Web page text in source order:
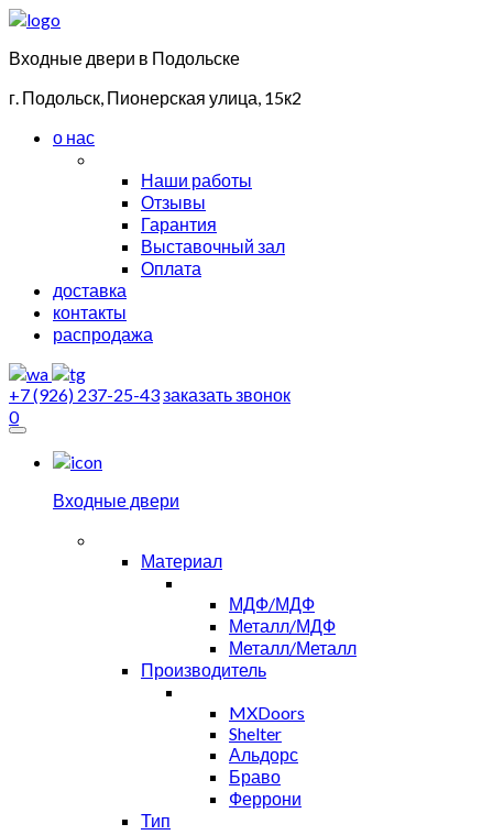
Входные двери в Подольске
г. Подольск, Пионерская улица, 15к2
о нас
Наши работы
Отзывы
Гарантия
Выставочный зал
Оплата
доставка
контакты
распродажа
+7 (926) 237-25-43заказать звонок
0
Входные двери
Материал
МДФ/МДФ
Металл/МДФ
Металл/Металл
Производитель
MXDoors
Shelter
Альдорс
Браво
Феррони
Тип